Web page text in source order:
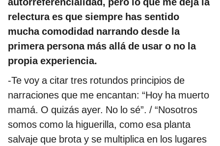
relectura es que siempre has sentido
mucha comodidad narrando desde la
primera persona más allá de usar o no la
propia experiencia.
-Te voy a citar tres rotundos principios de
narraciones que me encantan: “Hoy ha muerto
mamá. O quizás ayer. No lo sé”. / “Nosotros
somos como la higuerilla, como esa planta
salvaje que brota y se multiplica en los lugares